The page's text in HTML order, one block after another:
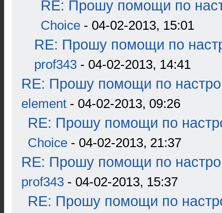
RE: Прошу помощи по
Choice - 04-02-2013, 15:01
RE: Прошу помощи по
prof343 - 04-02-2013, 14:41
RE: Прошу помощи по
element - 04-02-2013, 09:26
RE: Прошу помощи по
Choice - 04-02-2013, 21:37
RE: Прошу помощи по
prof343 - 04-02-2013, 15:37
RE: Прошу помощи по